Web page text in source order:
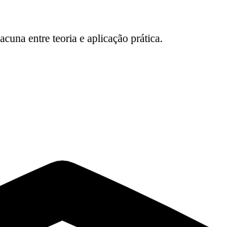
entre teoria e aplicação prática.